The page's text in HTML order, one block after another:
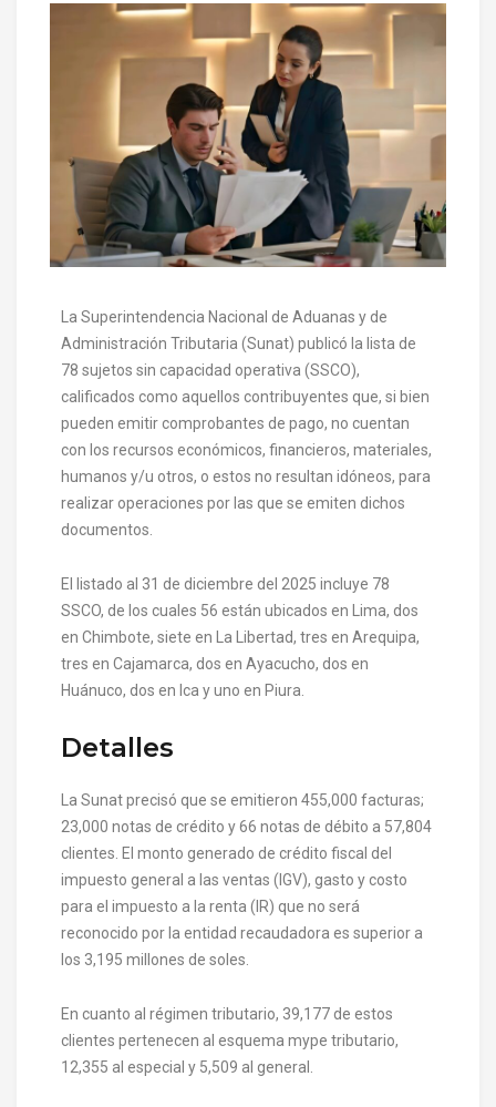
La Superintendencia Nacional de Aduanas y de
Administración Tributaria (Sunat) publicó la lista de
78 sujetos sin capacidad operativa (SSCO),
calificados como aquellos contribuyentes que, si bien
pueden emitir comprobantes de pago, no cuentan
con los recursos económicos, financieros, materiales,
humanos y/u otros, o estos no resultan idóneos, para
realizar operaciones por las que se emiten dichos
documentos.
El listado al 31 de diciembre del 2025 incluye 78
SSCO, de los cuales 56 están ubicados en Lima, dos
en Chimbote, siete en La Libertad, tres en Arequipa,
tres en Cajamarca, dos en Ayacucho, dos en
Huánuco, dos en Ica y uno en Piura.
Detalles
La Sunat precisó que se emitieron 455,000 facturas;
23,000 notas de crédito y 66 notas de débito a 57,804
clientes. El monto generado de crédito fiscal del
impuesto general a las ventas (IGV), gasto y costo
para el impuesto a la renta (IR) que no será
reconocido por la entidad recaudadora es superior a
los 3,195 millones de soles.
En cuanto al régimen tributario, 39,177 de estos
clientes pertenecen al esquema mype tributario,
12,355 al especial y 5,509 al general.